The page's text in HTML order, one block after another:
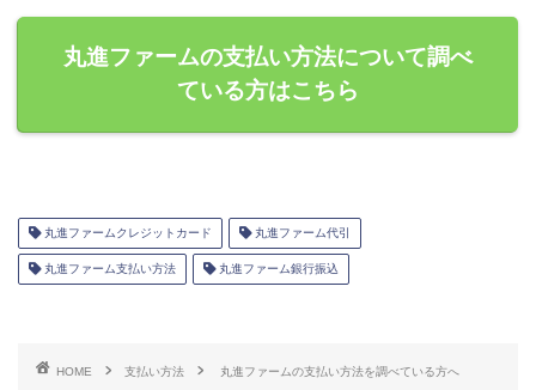
丸進ファームの支払い方法について調べ
ている方はこちら
丸進ファームクレジットカード 丸進ファーム代引
丸進ファーム支払い方法 丸進ファーム銀行振込
HOME 支払い方法 丸進ファームの支払い方法を調べている方へ